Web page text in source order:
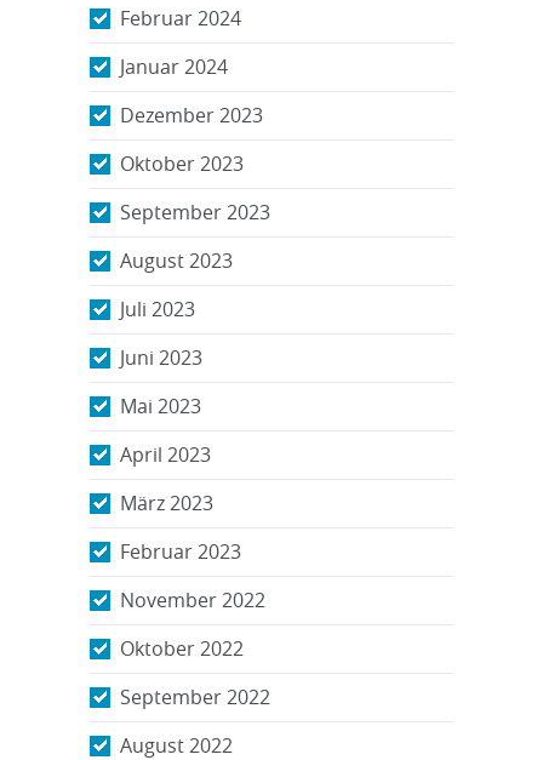
Februar 2024
Januar 2024
Dezember 2023
Oktober 2023
September 2023
August 2023
Juli 2023
Juni 2023
Mai 2023
April 2023
März 2023
Februar 2023
November 2022
Oktober 2022
September 2022
August 2022